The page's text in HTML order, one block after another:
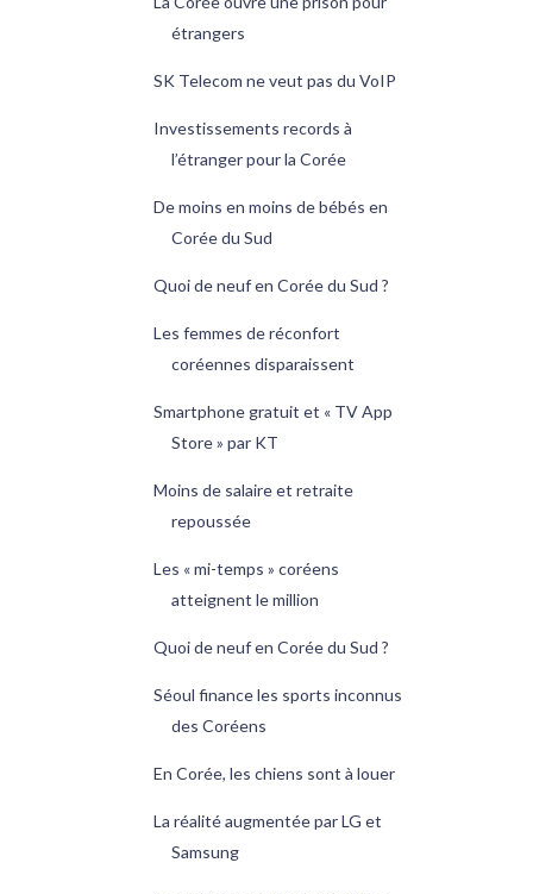
étrangers
SK Telecom ne veut pas du VoIP
Investissements records à
l’étranger pour la Corée
De moins en moins de bébés en
Corée du Sud
Quoi de neuf en Corée du Sud ?
Les femmes de réconfort
coréennes disparaissent
Smartphone gratuit et « TV App
Store » par KT
Moins de salaire et retraite
repoussée
Les « mi-temps » coréens
atteignent le million
Quoi de neuf en Corée du Sud ?
Séoul finance les sports inconnus
des Coréens
En Corée, les chiens sont à louer
La réalité augmentée par LG et
Samsung